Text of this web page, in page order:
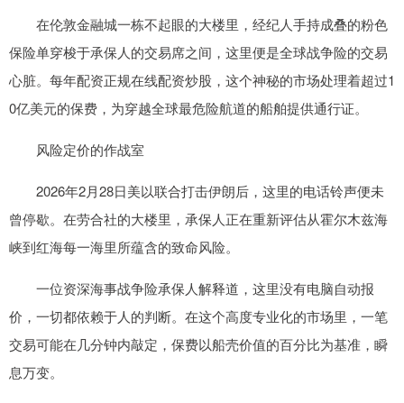
在伦敦金融城一栋不起眼的大楼里，经纪人手持成叠的粉色
保险单穿梭于承保人的交易席之间，这里便是全球战争险的交易
心脏。每年配资正规在线配资炒股，这个神秘的市场处理着超过1
0亿美元的保费，为穿越全球最危险航道的船舶提供通行证。
风险定价的作战室
2026年2月28日美以联合打击伊朗后，这里的电话铃声便未
曾停歇。在劳合社的大楼里，承保人正在重新评估从霍尔木兹海
峡到红海每一海里所蕴含的致命风险。
一位资深海事战争险承保人解释道，这里没有电脑自动报
价，一切都依赖于人的判断。在这个高度专业化的市场里，一笔
交易可能在几分钟内敲定，保费以船壳价值的百分比为基准，瞬
息万变。